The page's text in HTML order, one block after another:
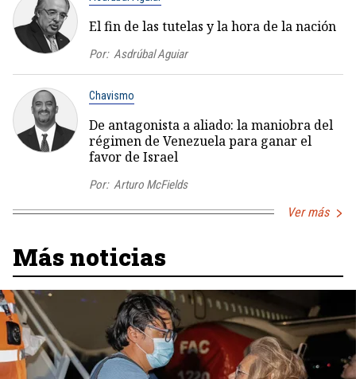
El fin de las tutelas y la hora de la nación
Por: Asdrúbal Aguiar
Chavismo
De antagonista a aliado: la maniobra del
régimen de Venezuela para ganar el
favor de Israel
Por: Arturo McFields
Ver más
Más noticias